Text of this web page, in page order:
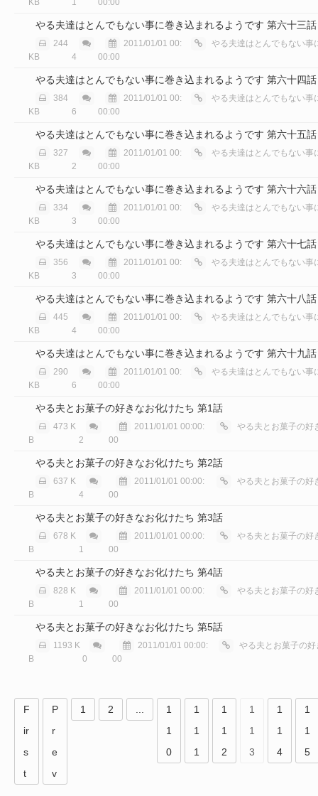
KB 1 00:00
やる夫達はとんでもない事に巻き込まれるようです 第六十三話
244
KB
4
2011/01/01 00:
00:00
やる夫達はとんでもない事に巻き込
やる夫達はとんでもない事に巻き込まれるようです 第六十四話
384
KB
6
2011/01/01 00:
00:00
やる夫達はとんでもない事に巻き込
やる夫達はとんでもない事に巻き込まれるようです 第六十五話
327
KB
2
2011/01/01 00:
00:00
やる夫達はとんでもない事に巻き込
やる夫達はとんでもない事に巻き込まれるようです 第六十六話
334
KB
3
2011/01/01 00:
00:00
やる夫達はとんでもない事に巻き込
やる夫達はとんでもない事に巻き込まれるようです 第六十七話
356
KB
3
2011/01/01 00:
00:00
やる夫達はとんでもない事に巻き込
やる夫達はとんでもない事に巻き込まれるようです 第六十八話
445
KB
4
2011/01/01 00:
00:00
やる夫達はとんでもない事に巻き込
やる夫達はとんでもない事に巻き込まれるようです 第六十九話
290
KB
6
2011/01/01 00:
00:00
やる夫達はとんでもない事に巻き込
やる夫とお菓子の好きなお化けたち 第1話
473 K
B
2
2011/01/01 00:00:
00
やる夫とお菓子の好き
やる夫とお菓子の好きなお化けたち 第2話
637 K
B
4
2011/01/01 00:00:
00
やる夫とお菓子の好き
やる夫とお菓子の好きなお化けたち 第3話
678 K
B
1
2011/01/01 00:00:
00
やる夫とお菓子の好き
やる夫とお菓子の好きなお化けたち 第4話
828 K
B
1
2011/01/01 00:00:
00
やる夫とお菓子の好き
やる夫とお菓子の好きなお化けたち 第5話
1193 K
B
0
2011/01/01 00:00:
00
やる夫とお菓子の好きな
F
ir
s
t
P
r
e
v
1 2
1
1
0
1
1
1
1
1
2
1
1
3
1
1
4
1
1
5